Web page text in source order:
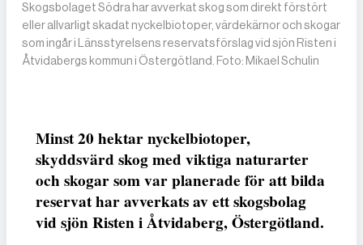
Skogsbolaget Södra har avverkat skog som direkt förstört
eller allvarligt skadat nyckelbiotoper, värdekärnor och skogar
som ingår i Länsstyrelsens reservatsförslag vid sjön Risten i
Åtvidabergs kommun i Östergötland. Foto: Mikael Schulin
Minst 20 hektar nyckelbiotoper,
skyddsvärd skog med viktiga naturarter
och skogar som var planerade för att bilda
reservat har avverkats av ett skogsbolag
vid sjön Risten i Åtvidaberg, Östergötland.